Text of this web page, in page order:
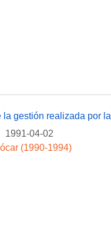
1991-04-02
(1990-1994)